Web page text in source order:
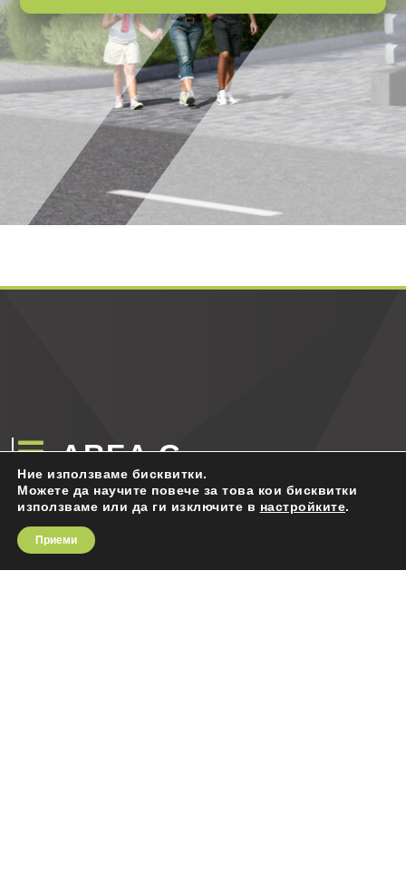
 AREA G
АПАРТАМЕНТИ НОВО СТРОИТЕЛСТВО
ЗА СГРАДАТА
Ние използваме бисквитки.
Можете да научите повече за това кои бисквитки
използваме или да ги изключите в настройките.
Приеми